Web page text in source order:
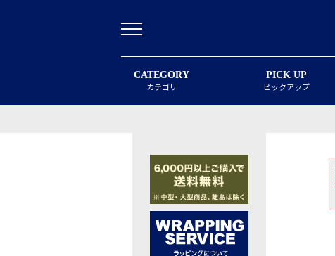
CATEGORY
カテゴリ
PICK UP
ピックアップ